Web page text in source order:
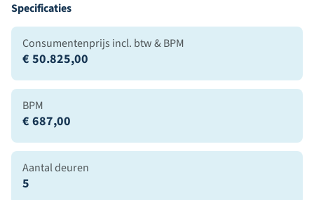
Specificaties
Consumentenprijs incl. btw & BPM
€ 50.825,00
BPM
€ 687,00
Aantal deuren
5